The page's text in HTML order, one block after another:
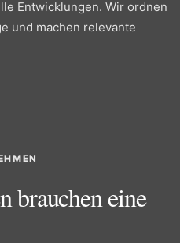
Entwicklungen. Wir ordnen
und machen relevante
brauchen eine